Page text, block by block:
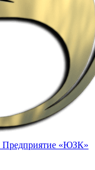
Предприятие «ЮЗК»